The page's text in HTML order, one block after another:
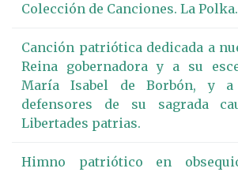
Colección de Canciones. La Polka.
Canción patriótica dedicada a
Reina gobernadora y a su
María Isabel de Borbón, y
defensores de su sagrada
Libertades patrias.
Himno patriótico en